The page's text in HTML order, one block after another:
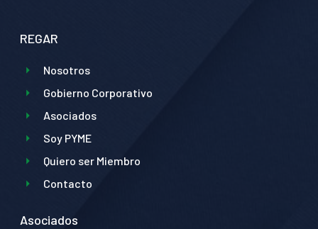
REGAR
Nosotros
Gobierno Corporativo
Asociados
Soy PYME
Quiero ser Miembro
Contacto
Asociados